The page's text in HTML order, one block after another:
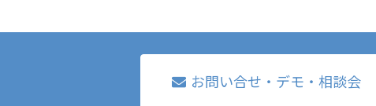
お問い合せ・デモ・相談会